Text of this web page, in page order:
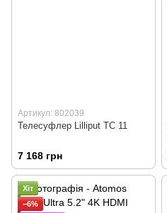
Артикул: 802039
Телесуфлер Lilliput TC 11
7 168 грн
Хіт
−6%